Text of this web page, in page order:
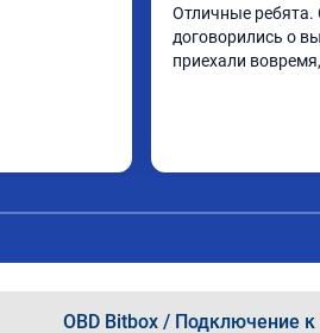
Отличные ребята.
договорились о
приехали
OBD Bitbox / Подключение